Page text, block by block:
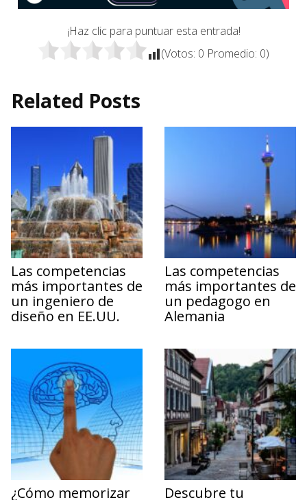
¡Haz clic para puntuar esta entrada!
(Votos: 0 Promedio: 0)
Related Posts
Las competencias
más importantes de
un ingeniero de
diseño en EE.UU.
Las competencias
más importantes de
un pedagogo en
Alemania
¿Cómo memorizar
Descubre tu